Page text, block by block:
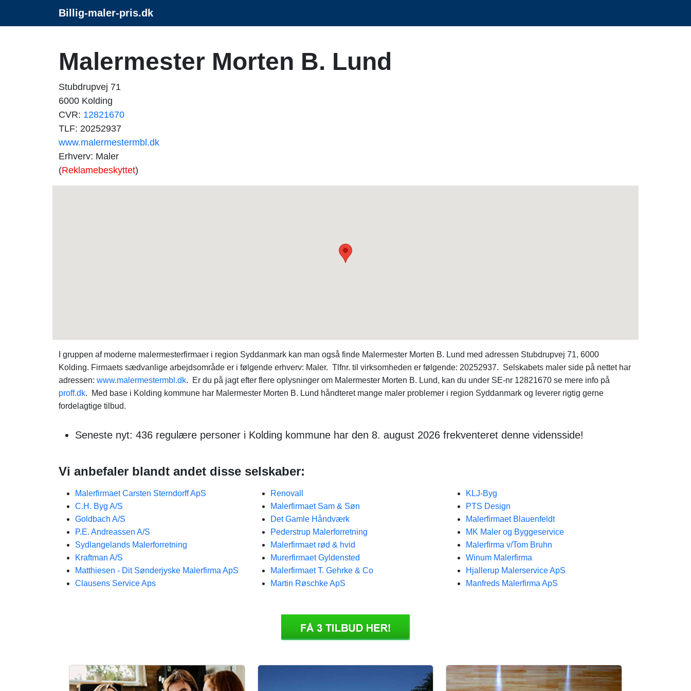
Billig-maler-pris.dk
Malermester Morten B. Lund
Stubdrupvej 71
6000 Kolding
CVR: 12821670
TLF: 20252937
www.malermestermbl.dk
Erhverv: Maler
(Reklamebeskyttet)
I gruppen af moderne malermesterfirmaer i region Syddanmark kan man også finde Malermester Morten B. Lund med adressen Stubdrupvej 71, 6000
Kolding. Firmaets sædvanlige arbejdsområde er i følgende erhverv: Maler. Tlfnr. til virksomheden er følgende: 20252937. Selskabets maler side på nettet har
adressen: www.malermestermbl.dk. Er du på jagt efter flere oplysninger om Malermester Morten B. Lund, kan du under SE-nr 12821670 se mere info på
proff.dk. Med base i Kolding kommune har Malermester Morten B. Lund håndteret mange maler problemer i region Syddanmark og leverer rigtig gerne
fordelagtige tilbud.
Seneste nyt: 436 regulære personer i Kolding kommune har den 8. august 2026 frekventeret denne vidensside!
Vi anbefaler blandt andet disse selskaber:
Malerfirmaet Carsten Sterndorff ApS
C.H. Byg A/S
Goldbach A/S
P.E. Andreassen A/S
Sydlangelands Malerforretning
Kraftman A/S
Matthiesen - Dit Sønderjyske Malerfirma ApS
Clausens Service Aps
Renovall
Malerfirmaet Sam & Søn
Det Gamle Håndværk
Pederstrup Malerforretning
Malerfirmaet rød & hvid
Murerfirmaet Gyldensted
Malerfirmaet T. Gehrke & Co
Martin Røschke ApS
KLJ-Byg
PTS Design
Malerfirmaet Blauenfeldt
MK Maler og Byggeservice
Malerfirma v/Tom Bruhn
Winum Malerfirma
Hjallerup Malerservice ApS
Manfreds Malerfirma ApS